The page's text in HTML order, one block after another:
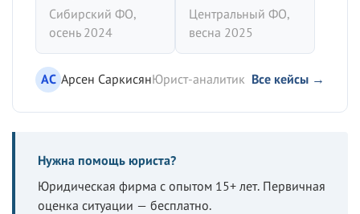
Сибирский ФО,
осень 2024
Центральный ФО,
весна 2025
АС Арсен СаркисянЮрист-аналитик Все кейсы →
Нужна помощь юриста?
Юридическая фирма с опытом 15+ лет. Первичная
оценка ситуации — бесплатно.